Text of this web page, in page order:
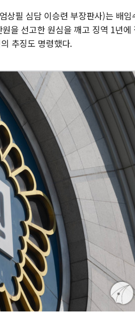
남동발전,
[인도증시]
황희 '폐버스
사우디·튀
상필 심담 이승련 부장판사)는 배
을 선고한 원심을 깨고 징역 1년
추징도 명령했다.